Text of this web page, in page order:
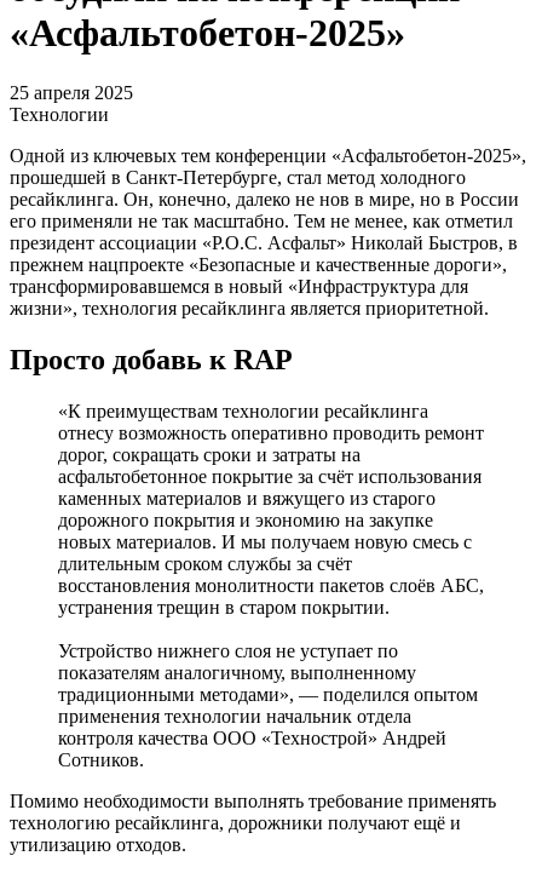
«Асфальтобетон-2025»
25 апреля 2025
Технологии
Одной из ключевых тем конференции «Асфальтобетон-2025»,
прошедшей в Санкт-Петербурге, стал метод холодного
ресайклинга. Он, конечно, далеко не нов в мире, но в России
его применяли не так масштабно. Тем не менее, как отметил
президент ассоциации «Р.О.С. Асфальт» Николай Быстров, в
прежнем нацпроекте «Безопасные и качественные дороги»,
трансформировавшемся в новый «Инфраструктура для
жизни», технология ресайклинга является приоритетной.
Просто добавь к RAP
«К преимуществам технологии ресайклинга
отнесу возможность оперативно проводить ремонт
дорог, сокращать сроки и затраты на
асфальтобетонное покрытие за счёт использования
каменных материалов и вяжущего из старого
дорожного покрытия и экономию на закупке
новых материалов. И мы получаем новую смесь с
длительным сроком службы за счёт
восстановления монолитности пакетов слоёв АБС,
устранения трещин в старом покрытии.
Устройство нижнего слоя не уступает по
показателям аналогичному, выполненному
традиционными методами», ― поделился опытом
применения технологии начальник отдела
контроля качества ООО «Технострой» Андрей
Сотников.
Помимо необходимости выполнять требование применять
технологию ресайклинга, дорожники получают ещё и
утилизацию отходов.